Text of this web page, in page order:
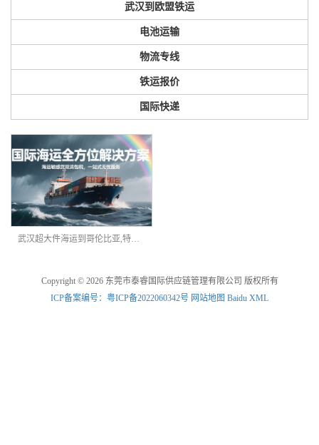
武汉到欧盟铁运
电池运输
物流专线
铁运报价
国际快递
武汉超大件海运到哥伦比亚,特种柜海派
Copyright © 2026 东莞市泰睿国际供应链管理有限公司 版权所有
ICP备案编号：粤ICP备2022060342号 网站地图 Baidu XML